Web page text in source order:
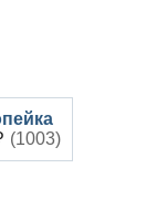
(1003)